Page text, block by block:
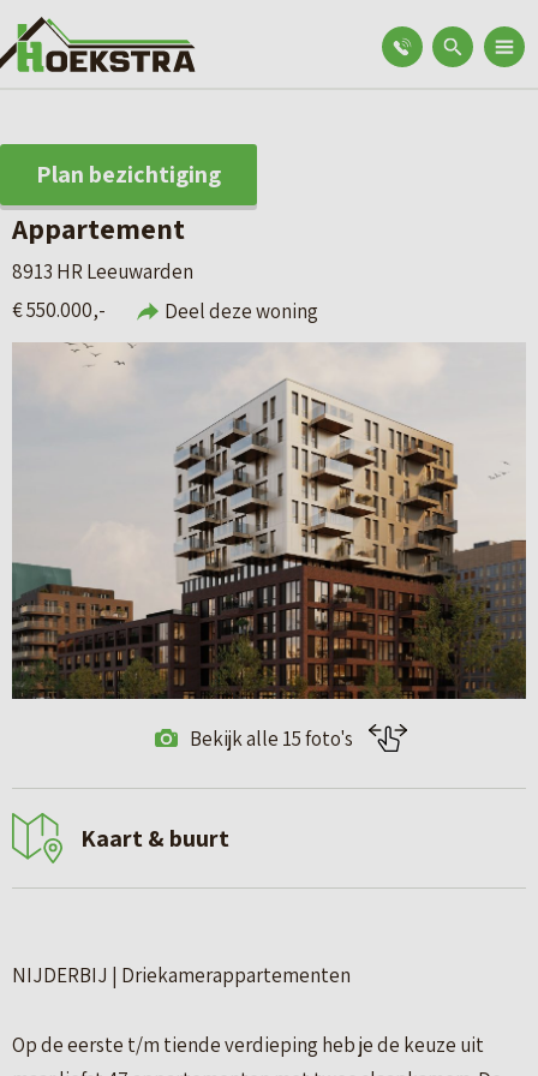
Plan bezichtiging
Appartement
8913 HR Leeuwarden
€ 550.000,-
Deel deze woning
Bekijk alle 15 foto's
Kaart & buurt
NIJDERBIJ | Driekamerappartementen
Op de eerste t/m tiende verdieping heb je de keuze uit